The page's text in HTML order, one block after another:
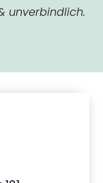
unverbindlich.